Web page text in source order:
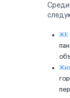
Среди
ЖК